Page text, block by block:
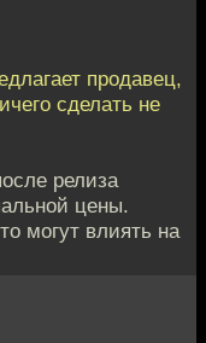
продавец,
сделать не
релиза
цены.
могут влиять на